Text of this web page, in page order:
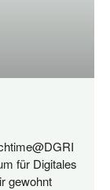
für Digi­ta­les
gewohnt